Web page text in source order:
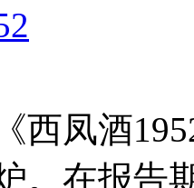
凤酒1952
。在报告